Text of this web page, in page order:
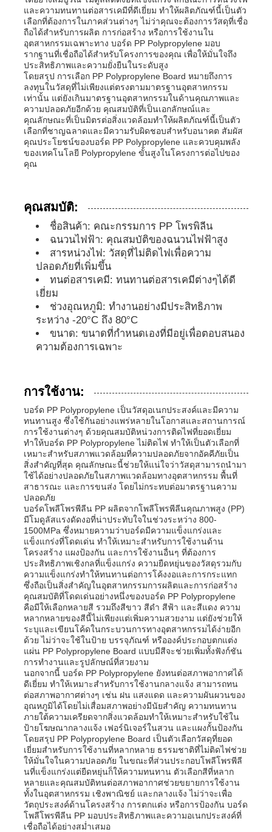
ป้ายโฆษณา PP
แผ่นพลาสติก PP
คณะกรรมการ PPS
ผนังพอลิโปรพีเลนกันไฟ
กระดาษผนัง PP
แผ่นโพลีโพรพีลีน
ท่อ PP
เครื่องติดต่อท่อพอลิโพรพีเลน
และความทนทานต่อสารเคมีที่ดีเยี่ยม ทำให้ผลิตภัณฑ์นี้เป็นตัว
เลือกที่ต้องการในภาคส่วนต่างๆ ไม่ว่าคุณจะต้องการวัสดุที่เชื่อ
ถือได้สำหรับการผลิต การก่อสร้าง หรือการใช้งานใน
อุตสาหกรรมเฉพาะทาง บอร์ด PP Polypropylene มอบ
รากฐานที่เชื่อถือได้สำหรับโครงการของคุณ เพื่อให้มั่นใจถึง
ประสิทธิภาพและความยั่งยืนในระดับสูง
โดยสรุป การเลือก PP Polypropylene Board หมายถึงการ
ลงทุนในวัสดุที่ไม่เพียงแต่ตรงตามมาตรฐานอุตสาหกรรม
เท่านั้น แต่ยังเกินมาตรฐานอุตสาหกรรมในด้านคุณภาพและ
ความปลอดภัยอีกด้วย คุณสมบัติที่เป็นเอกลักษณ์และ
คุณลักษณะที่เป็นมิตรต่อสิ่งแวดล้อมทำให้ผลิตภัณฑ์นี้เป็นตัว
เลือกที่ชาญฉลาดและมีความรับผิดชอบสำหรับอนาคต สัมผัส
คุณประโยชน์ของบอร์ด PP Polypropylene และควบคุมพลัง
ของเทคโนโลยี Polypropylene ขั้นสูงในโครงการต่อไปของ
คุณ
คุณสมบัติ:
ชื่อสินค้า: คณะกรรมการ PP โพรพิลีน
ฉนวนไฟฟ้า: คุณสมบัติของฉนวนไฟฟ้าสูง
สารหน่วงไฟ: วัสดุที่ไม่ติดไฟเพื่อความ
ปลอดภัยที่เพิ่มขึ้น
ทนต่อสารเคมี: ทนทานต่อสารเคมีต่างๆได้ดี
เยี่ยม
ช่วงอุณหภูมิ: ทำงานอย่างมีประสิทธิภาพ
ระหว่าง -20°C ถึง 80°C
ขนาด: ขนาดที่กำหนดเองที่มีอยู่เพื่อตอบสนอง
ความต้องการเฉพาะ
การใช้งาน:
บอร์ด PP Polypropylene เป็นวัสดุอเนกประสงค์และมีความ
ทนทานสูง ซึ่งใช้กันอย่างแพร่หลายในโอกาสและสถานการณ์
การใช้งานต่างๆ ด้วยคุณสมบัติหน่วงการติดไฟที่ยอดเยี่ยม
ทำให้บอร์ด PP Polypropylene ไม่ติดไฟ ทำให้เป็นตัวเลือกที่
เหมาะสำหรับสภาพแวดล้อมที่ความปลอดภัยจากอัคคีภัยเป็น
สิ่งสำคัญที่สุด คุณลักษณะนี้ช่วยให้แน่ใจว่าวัสดุสามารถนำมา
ใช้ได้อย่างปลอดภัยในสภาพแวดล้อมทางอุตสาหกรรม พื้นที่
สาธารณะ และการขนส่ง โดยไม่กระทบต่อมาตรฐานความ
ปลอดภัย
บอร์ดโพลีโพรพีลีน PP ผลิตจากโพลีโพรพีลีนคุณภาพสูง (PP)
มีโมดูลัสแรงดัดงอที่น่าประทับใจในช่วงระหว่าง 800-
1500MPa ซึ่งหมายความว่าบอร์ดมีความแข็งแกร่งและ
แข็งแกร่งที่โดดเด่น ทำให้เหมาะสำหรับการใช้งานด้าน
โครงสร้าง แผงป้องกัน และการใช้งานอื่นๆ ที่ต้องการ
ประสิทธิภาพเชิงกลที่แข็งแกร่ง ความยืดหยุ่นของวัสดุรวมกับ
ความแข็งแกร่งทำให้ทนทานต่อการโค้งงอและการกระแทก
ซึ่งถือเป็นสิ่งสำคัญในอุตสาหกรรมการผลิตและการก่อสร้าง
คุณสมบัติที่โดดเด่นอย่างหนึ่งของบอร์ด PP Polypropylene
คือมีให้เลือกหลายสี รวมถึงสีขาว สีดำ สีฟ้า และสีแดง ความ
หลากหลายของสีนี้ไม่เพียงแต่เพิ่มความสวยงาม แต่ยังช่วยให้
ระบุและเขียนโค้ดในกระบวนการทางอุตสาหกรรมได้ง่ายอีก
ด้วย ไม่ว่าจะใช้ในป้าย บรรจุภัณฑ์ หรือองค์ประกอบตกแต่ง
แผ่น PP Polypropylene Board แบบมีสีจะช่วยเพิ่มทั้งฟังก์ชัน
การทำงานและรูปลักษณ์ที่สวยงาม
นอกจากนี้ บอร์ด PP Polypropylene ยังทนต่อสภาพอากาศได้
ดีเยี่ยม ทำให้เหมาะสำหรับการใช้งานกลางแจ้ง สามารถทน
ต่อสภาพอากาศต่างๆ เช่น ฝน แสงแดด และความผันผวนของ
อุณหภูมิได้โดยไม่เสื่อมสภาพอย่างมีนัยสำคัญ ความทนทาน
ภายใต้ความเครียดจากสิ่งแวดล้อมทำให้เหมาะสำหรับใช้ใน
ป้ายโฆษณากลางแจ้ง เฟอร์นิเจอร์ในสวน และแผงกั้นป้องกัน
โดยสรุป PP Polypropylene Board เป็นตัวเลือกวัสดุที่ยอด
เยี่ยมสำหรับการใช้งานที่หลากหลาย ธรรมชาติที่ไม่ติดไฟช่วย
ให้มั่นใจในความปลอดภัย ในขณะที่ส่วนประกอบโพลีโพรพีลี
นที่แข็งแกร่งแต่ยืดหยุ่นก็ให้ความทนทาน ตัวเลือกสีที่หลาก
หลายและคุณสมบัติทนต่อสภาพอากาศช่วยขยายการใช้งาน
ทั้งในอุตสาหกรรม เชิงพาณิชย์ และกลางแจ้ง ไม่ว่าจะเพื่อ
วัตถุประสงค์ด้านโครงสร้าง การตกแต่ง หรือการป้องกัน บอร์ด
โพลีโพรพีลีน PP มอบประสิทธิภาพและความอเนกประสงค์ที่
เชื่อถือได้อย่างสม่ำเสมอ